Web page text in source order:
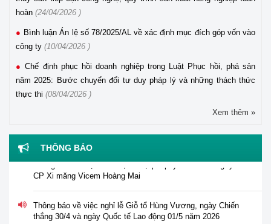
hoàn (24/04/2026 )
Bình luận Án lệ số 78/2025/AL về xác định mục đích góp vốn vào
công ty (10/04/2026 )
Chế định phục hồi doanh nghiệp trong Luật Phục hồi, phá sản
năm 2025: Bước chuyển đổi tư duy pháp lý và những thách thức
thực thi (08/04/2026 )
Xem thêm »
THÔNG BÁO
Thông báo tuyển dụng viên chức năm 2026 của Trung tâm
CP Xi măng Vicem Hoàng Mai
thắng 30/4 và ngày Quốc tế Lao động 01/5 năm 2026